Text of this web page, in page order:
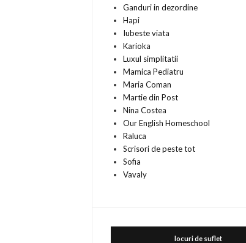
Ganduri in dezordine
Hapi
Iubeste viata
Karioka
Luxul simplitatii
Mamica Pediatru
Maria Coman
Martie din Post
Nina Costea
Our English Homeschool
Raluca
Scrisori de peste tot
Sofia
Vavaly
locuri de suflet